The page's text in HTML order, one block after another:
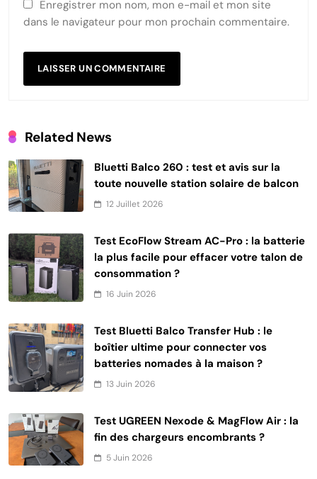
Enregistrer mon nom, mon e-mail et mon site
dans le navigateur pour mon prochain commentaire.
Related News
Bluetti Balco 260 : test et avis sur la
toute nouvelle station solaire de balcon
12 Juillet 2026
Test EcoFlow Stream AC-Pro : la batterie
la plus facile pour effacer votre talon de
consommation ?
16 Juin 2026
Test Bluetti Balco Transfer Hub : le
boîtier ultime pour connecter vos
batteries nomades à la maison ?
13 Juin 2026
Test UGREEN Nexode & MagFlow Air : la
fin des chargeurs encombrants ?
5 Juin 2026